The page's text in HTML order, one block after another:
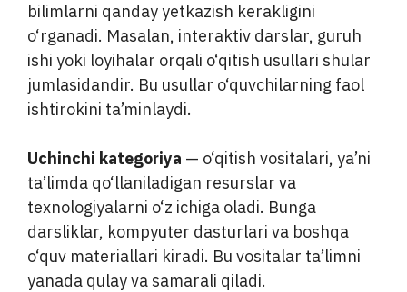
bilimlarni qanday yetkazish kerakligini
o‘rganadi. Masalan, interaktiv darslar, guruh
ishi yoki loyihalar orqali o‘qitish usullari shular
jumlasidandir. Bu usullar o‘quvchilarning faol
ishtirokini ta’minlaydi.
Uchinchi kategoriya — o‘qitish vositalari, ya’ni
ta’limda qo‘llaniladigan resurslar va
texnologiyalarni o‘z ichiga oladi. Bunga
darsliklar, kompyuter dasturlari va boshqa
o‘quv materiallari kiradi. Bu vositalar ta’limni
yanada qulay va samarali qiladi.